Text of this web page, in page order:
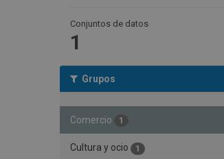
Conjuntos de datos
1
Grupos
Comercio 1
Cultura y ocio 1